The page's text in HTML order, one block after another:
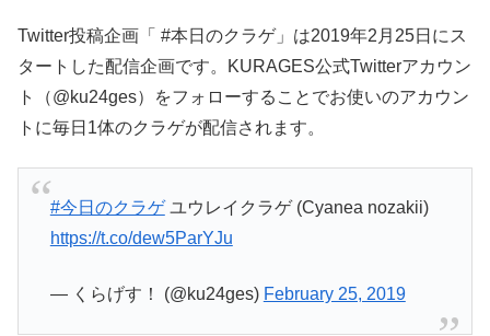
Twitter投稿企画「 #本日のクラゲ」は2019年2月25日にス
タートした配信企画です。KURAGES公式Twitterアカウン
ト（@ku24ges）をフォローすることでお使いのアカウン
トに毎日1体のクラゲが配信されます。
#今日のクラゲユウレイクラゲ (Cyanea nozakii)
https://t.co/dew5ParYJu
— くらげす！ (@ku24ges) February 25, 2019